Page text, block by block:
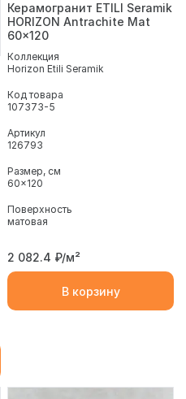
Керамогранит ETILI Seramik
HORIZON Antrachite Mat
60x120
Коллекция
Horizon Etili Seramik
Код товара
107373-5
Артикул
126793
Размер, см
60x120
Поверхность
матовая
2 082.4 ₽/м²
В корзину